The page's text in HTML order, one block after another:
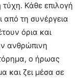
Κάθε επιλογή
από τη συνέργεια
όρια και
ανθρώπινη
ο ήρωας
και ζει μέσα σε